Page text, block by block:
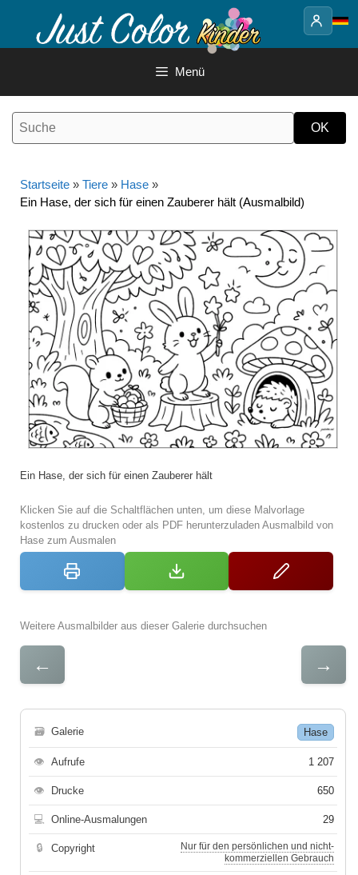
Inhalt
Menü
Startseite » Tiere » Hase »
Ein Hase, der sich für einen Zauberer hält (Ausmalbild)
Ein Hase, der sich für einen Zauberer hält
Klicken Sie auf die Schaltflächen unten, um diese Malvorlage
kostenlos zu drucken oder als PDF herunterzuladen Ausmalbild von
Hase zum Ausmalen
Weitere Ausmalbilder aus dieser Galerie durchsuchen
← →
🗃 Galerie Hase
👁 Aufrufe 1 207
👁 Drucke 650
💻 Online-Ausmalungen 29
🔒 Copyright
Nur für den persönlichen und nicht-
kommerziellen Gebrauch